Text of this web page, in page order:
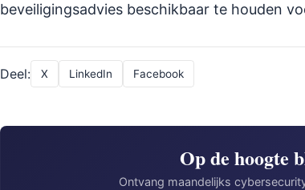
beveiligingsadvies beschikbaar te houden
Deel: X LinkedIn Facebook
Op de hoogte
Ontvang maandelijks